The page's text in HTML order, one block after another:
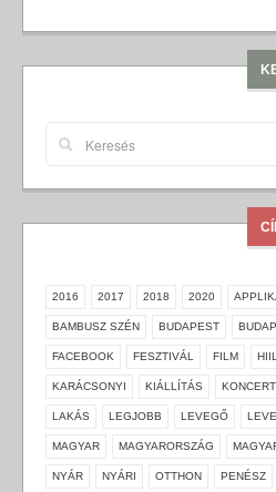
2016 2017 2018 2020
BAMBUSZ SZÉN BUDAPEST
FACEBOOK FESZTIVÁL FILM
KARÁCSONYI KIÁLLÍTÁS KONCERT
LAKÁS LEGJOBB LEVEGŐ
MAGYAR MAGYARORSZÁG
NYÁR NYÁRI OTTHON PENÉSZ